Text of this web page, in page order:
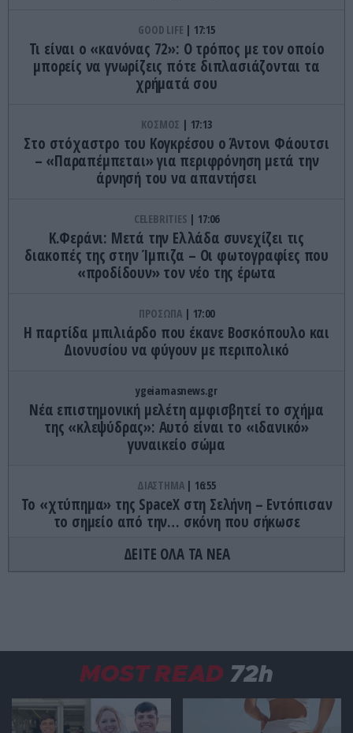
GOOD LIFE 17:15
Τι είναι ο «κανόνας 72»: Ο τρόπος με τον οποίο
μπορείς να γνωρίζεις πότε διπλασιάζονται τα
χρήματά σου
ΚΟΣΜΟΣ 17:13
Στο στόχαστρο του Κογκρέσου ο Άντονι Φάουτσι
– «Παραπέμπεται» για περιφρόνηση μετά την
άρνησή του να απαντήσει
CELEBRITIES 17:06
Κ.Φεράνι: Μετά την Ελλάδα συνεχίζει τις
διακοπές της στην Ίμπιζα – Οι φωτογραφίες που
«προδίδουν» τον νέο της έρωτα
ΠΡΟΣΩΠΑ 17:00
Η παρτίδα μπιλιάρδο που έκανε Βοσκόπουλο και
Διονυσίου να φύγουν με περιπολικό
ygeiamasnews.gr
Νέα επιστημονική μελέτη αμφισβητεί το σχήμα
της «κλεψύδρας»: Αυτό είναι το «ιδανικό»
γυναικείο σώμα
ΔΙΑΣΤΗΜΑ 16:55
Το «χτύπημα» της SpaceX στη Σελήνη – Εντόπισαν
το σημείο από την… σκόνη που σήκωσε
ΠΡΟΣΩΠΑ 16:49
Μ.Σαλάχ – Υπέγραψε για δύο χρόνια
ΠΡΟΣΩΠΑ
ΔΕΙΤΕ ΟΛΑ ΤΑ ΝΕΑ
MOST READ 72h